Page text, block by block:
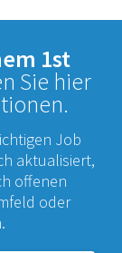
1st
Sie hier
Job
aktualisiert,
offenen
oder